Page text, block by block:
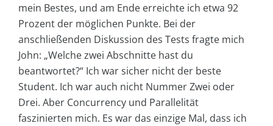
mein Bestes, und am Ende erreichte ich etwa 92
Prozent der möglichen Punkte. Bei der
anschließenden Diskussion des Tests fragte mich
John: „Welche zwei Abschnitte hast du
beantwortet?“ Ich war sicher nicht der beste
Student. Ich war auch nicht Nummer Zwei oder
Drei. Aber Concurrency und Parallelität
faszinierten mich. Es war das einzige Mal, dass ich